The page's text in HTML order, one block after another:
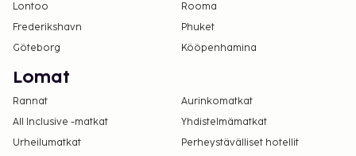
Lontoo
Rooma
Frederikshavn
Phuket
Göteborg
Kööpenhamina
Lomat
Rannat
Aurinkomatkat
All Inclusive -matkat
Yhdistelmämatkat
Urheilumatkat
Perheystävälliset hotellit